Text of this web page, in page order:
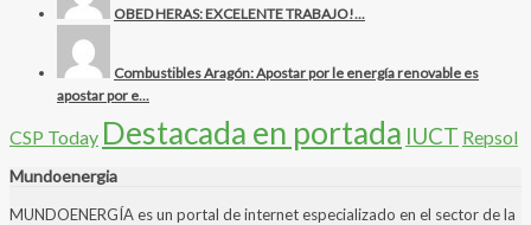
OBED HERAS: EXCELENTE TRABAJO!...
Combustibles Aragón: Apostar por le energía renovable es
apostar por e...
CSP Today Destacada en portada IUCT Repsol
Mundoenergia
MUNDOENERGÍA es un portal de internet especializado en el sector de la